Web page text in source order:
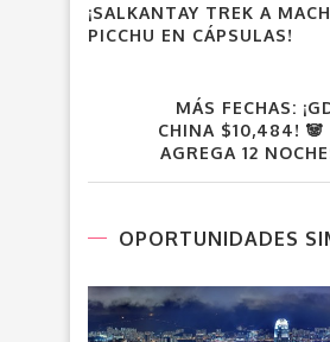
¡SALKANTAY TREK A
PICCHU EN CÁPSULAS!
MÁS FECHAS:
CHINA $10,484! 🐼
AGREGA 12
OPORTUNIDADES